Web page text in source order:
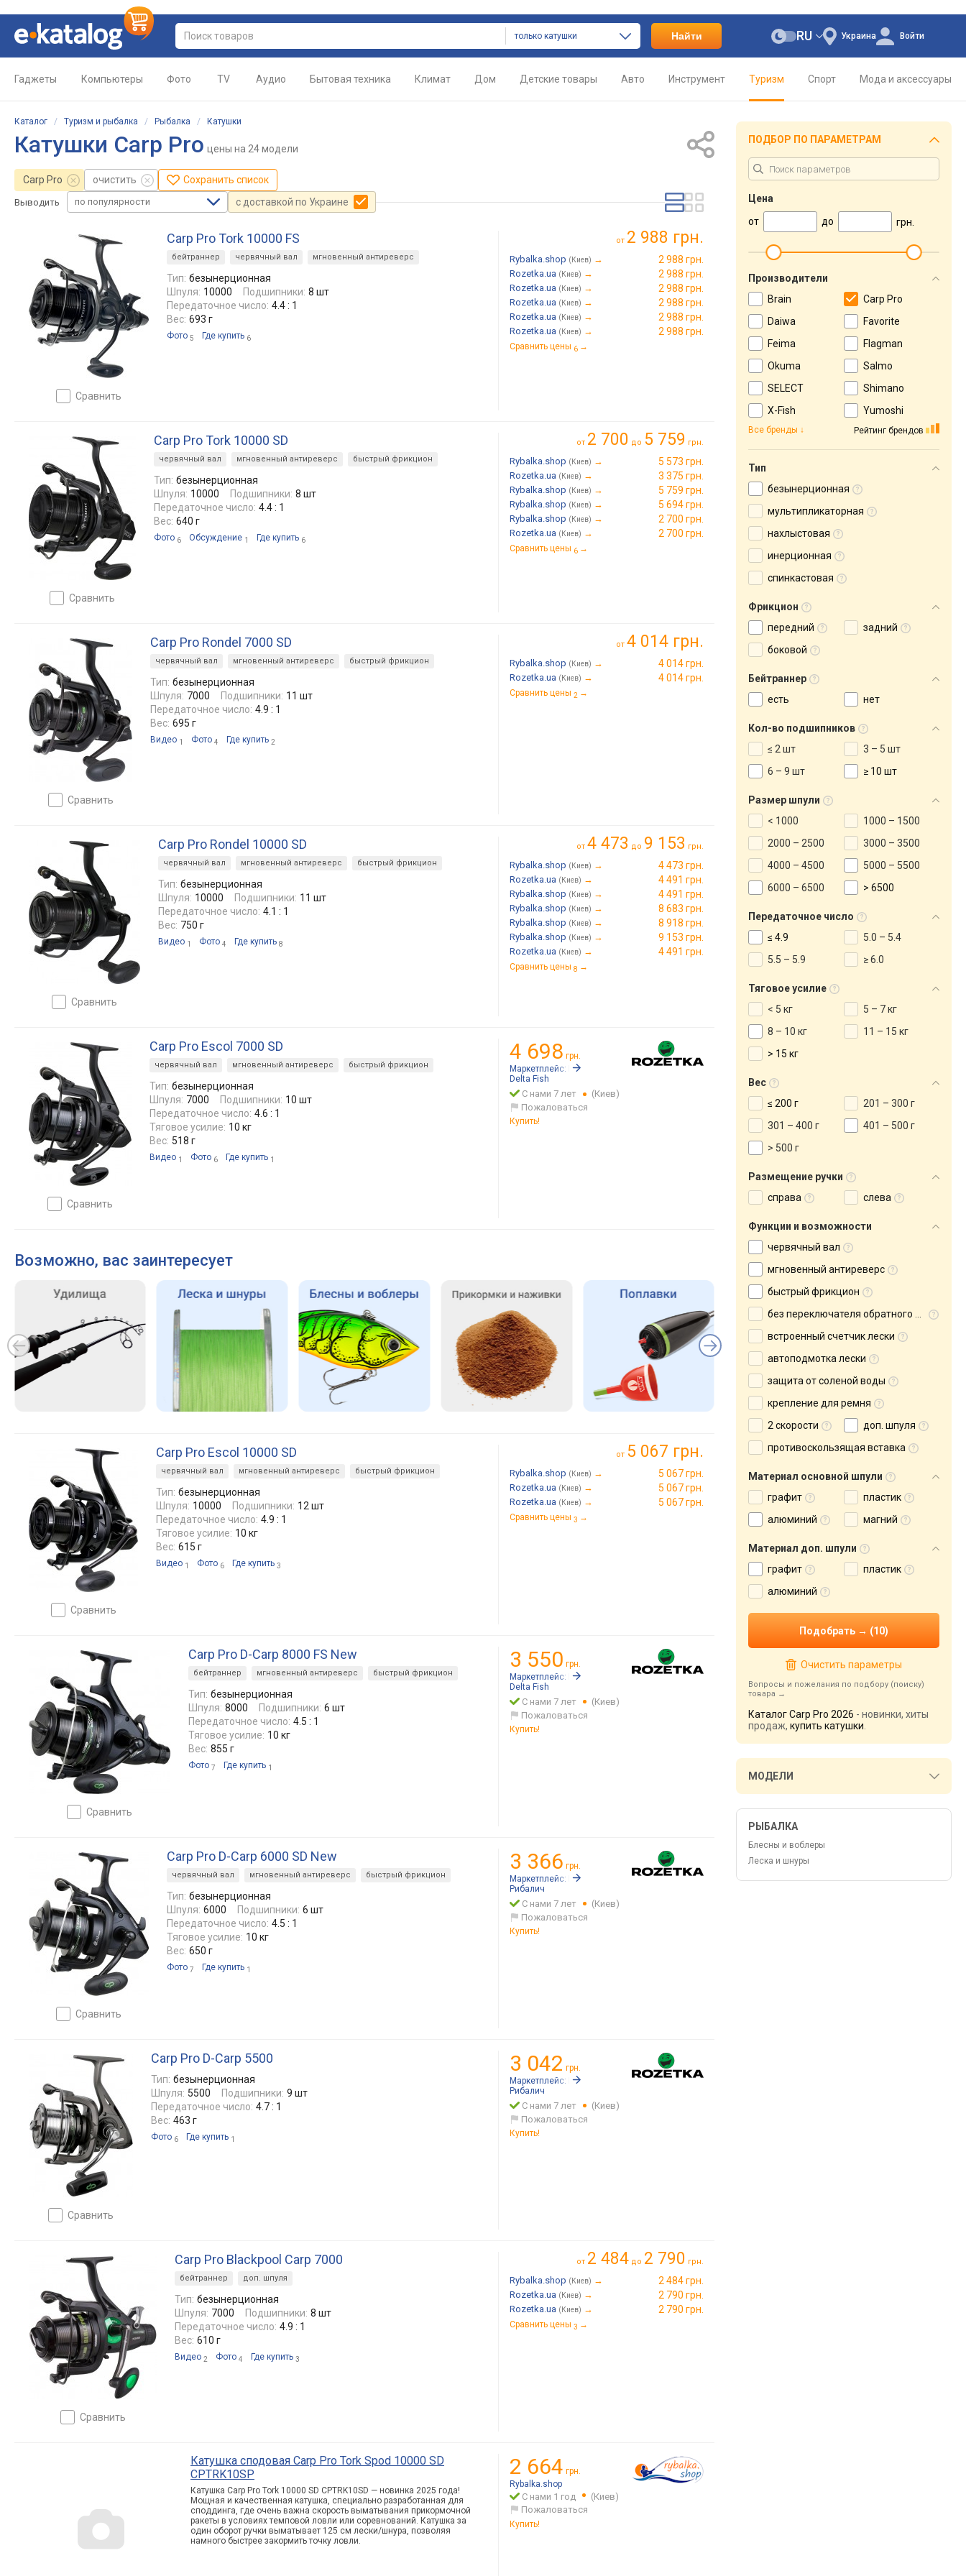
только катушки Найти Украина
RU Войти
Гаджеты Компьютеры Фото TV Аудио Бытовая техника Климат Дом Детские товары Авто Инструмент Туризм Спорт Мода и аксессуары
Каталог / Туризм и рыбалка / Рыбалка / Катушки
Катушки Carp Pro цены на 24 модели
Carp Pro очистить Сохранить список
Выводить по популярности с доставкой по Украине
сравнить
Carp Pro Tork 10000 FS
бейтраннер червячный вал мгновенный антиреверс
Тип: безынерционная
Шпуля: 10000 Подшипники: 8 шт
Передаточное число: 4.4 : 1
Вес: 693 г
Фото 5 Где купить 6
от 2 988 грн.
Rybalka.shop (Киев) → 2 988 грн.
Rozetka.ua (Киев) → 2 988 грн.
Rozetka.ua (Киев) → 2 988 грн.
Rozetka.ua (Киев) → 2 988 грн.
Rozetka.ua (Киев) → 2 988 грн.
Rozetka.ua (Киев) → 2 988 грн.
Сравнить цены 6 →
сравнить
Carp Pro Tork 10000 SD
червячный вал мгновенный антиреверс быстрый фрикцион
Тип: безынерционная
Шпуля: 10000 Подшипники: 8 шт
Передаточное число: 4.4 : 1
Вес: 640 г
Фото 6 Обсуждение 1 Где купить 6
от 2 700 до 5 759 грн.
Rybalka.shop (Киев) → 5 573 грн.
Rozetka.ua (Киев) → 3 375 грн.
Rybalka.shop (Киев) → 5 759 грн.
Rybalka.shop (Киев) → 5 694 грн.
Rybalka.shop (Киев) → 2 700 грн.
Rozetka.ua (Киев) → 2 700 грн.
Сравнить цены 6 →
сравнить
Carp Pro Rondel 7000 SD
червячный вал мгновенный антиреверс быстрый фрикцион
Тип: безынерционная
Шпуля: 7000 Подшипники: 11 шт
Передаточное число: 4.9 : 1
Вес: 695 г
Видео 1 Фото 4 Где купить 2
от 4 014 грн.
Rybalka.shop (Киев) → 4 014 грн.
Rozetka.ua (Киев) → 4 014 грн.
Сравнить цены 2 →
сравнить
Carp Pro Rondel 10000 SD
червячный вал мгновенный антиреверс быстрый фрикцион
Тип: безынерционная
Шпуля: 10000 Подшипники: 11 шт
Передаточное число: 4.1 : 1
Вес: 750 г
Видео 1 Фото 4 Где купить 8
от 4 473 до 9 153 грн.
Rybalka.shop (Киев) → 4 473 грн.
Rozetka.ua (Киев) → 4 491 грн.
Rybalka.shop (Киев) → 4 491 грн.
Rybalka.shop (Киев) → 8 683 грн.
Rybalka.shop (Киев) → 8 918 грн.
Rybalka.shop (Киев) → 9 153 грн.
Rozetka.ua (Киев) → 4 491 грн.
Сравнить цены 8 →
сравнить
Carp Pro Escol 7000 SD
червячный вал мгновенный антиреверс быстрый фрикцион
Тип: безынерционная
Шпуля: 7000 Подшипники: 10 шт
Передаточное число: 4.6 : 1
Тяговое усилие: 10 кг
Вес: 518 г
Видео 1 Фото 6 Где купить 1
4 698 грн.
Маркетплейс:
Rozetka.ua
Delta Fish
С нами 7 лет
(Киев)
Пожаловаться
Купить!
Возможно, вас заинтересует
сравнить
Carp Pro Escol 10000 SD
червячный вал мгновенный антиреверс быстрый фрикцион
Тип: безынерционная
Шпуля: 10000 Подшипники: 12 шт
Передаточное число: 4.9 : 1
Тяговое усилие: 10 кг
Вес: 615 г
Видео 1 Фото 6 Где купить 3
от 5 067 грн.
Rybalka.shop (Киев) → 5 067 грн.
Rozetka.ua (Киев) → 5 067 грн.
Rozetka.ua (Киев) → 5 067 грн.
Сравнить цены 3 →
сравнить
Carp Pro D-Carp 8000 FS New
бейтраннер мгновенный антиреверс быстрый фрикцион
Тип: безынерционная
Шпуля: 8000 Подшипники: 6 шт
Передаточное число: 4.5 : 1
Тяговое усилие: 10 кг
Вес: 855 г
Фото 7 Где купить 1
3 550 грн.
Маркетплейс:
Rozetka.ua
Delta Fish
С нами 7 лет
(Киев)
Пожаловаться
Купить!
сравнить
Carp Pro D-Carp 6000 SD New
червячный вал мгновенный антиреверс быстрый фрикцион
Тип: безынерционная
Шпуля: 6000 Подшипники: 6 шт
Передаточное число: 4.5 : 1
Тяговое усилие: 10 кг
Вес: 650 г
Фото 7 Где купить 1
3 366 грн.
Маркетплейс:
Rozetka.ua
Рибалич
С нами 7 лет
(Киев)
Пожаловаться
Купить!
сравнить
Carp Pro D-Carp 5500
Тип: безынерционная
Шпуля: 5500 Подшипники: 9 шт
Передаточное число: 4.7 : 1
Вес: 463 г
Фото 6 Где купить 1
3 042 грн.
Маркетплейс:
Rozetka.ua
Рибалич
С нами 7 лет
(Киев)
Пожаловаться
Купить!
сравнить
Carp Pro Blackpool Carp 7000
бейтраннер доп. шпуля
Тип: безынерционная
Шпуля: 7000 Подшипники: 8 шт
Передаточное число: 4.9 : 1
Вес: 610 г
Видео 2 Фото 4 Где купить 3
от 2 484 до 2 790 грн.
Rybalka.shop (Киев) → 2 484 грн.
Rozetka.ua (Киев) → 2 790 грн.
Rozetka.ua (Киев) → 2 790 грн.
Сравнить цены 3 →
Катушка сподовая Carp Pro Tork Spod 10000 SD
CPTRK10SP
Катушка Carp Pro Tork 10000 SD CPTRK10SD — новинка 2025 года!
Мощная и качественная катушка, специально разработанная для
споддинга, где очень важна скорость выматывания прикормочной
ракеты в условиях темповой ловли или соревнований. Катушка за
один оборот ручки выматывает 125 см лески/шнура, позволяя
намного быстрее закормить точку ловли.
2 664 грн.
Rybalka.shop
С нами 1 год
(Киев)
Пожаловаться
Купить!
ПОДБОР ПО ПАРАМЕТРАМ
Цена
от
до грн.
Производители
Brain
Carp Pro
Daiwa
Favorite
Feima
Flagman
Okuma
Salmo
SELECT
Shimano
X-Fish
Yumoshi
Рейтинг брендов
Все бренды
Тип
безынерционная
мультипликаторная
нахлыстовая
инерционная
спинкастовая
Фрикцион
передний
задний
боковой
Бейтраннер
есть
нет
Кол-во подшипников
≤ 2 шт
3 – 5 шт
6 – 9 шт
≥ 10 шт
Размер шпули
< 1000
1000 – 1500
2000 – 2500
3000 – 3500
4000 – 4500
5000 – 5500
6000 – 6500
> 6500
Передаточное число
≤ 4.9
5.0 – 5.4
5.5 – 5.9
≥ 6.0
Тяговое усилие
< 5 кг
5 – 7 кг
8 – 10 кг
11 – 15 кг
> 15 кг
Вес
≤ 200 г
201 – 300 г
301 – 400 г
401 – 500 г
> 500 г
Размещение ручки
справа
слева
Функции и возможности
червячный вал
мгновенный антиреверс
быстрый фрикцион
без переключателя обратного хода
встроенный счетчик лески
автоподмотка лески
защита от соленой воды
крепление для ремня
2 скорости
доп. шпуля
противоскользящая вставка
Материал основной шпули
графит
пластик
алюминий
магний
Материал доп. шпули
графит
пластик
алюминий
Очистить параметры
Вопросы и пожелания по подбору (поиску)
товара
Каталог Carp Pro 2026 - новинки, хиты
продаж, купить катушки
МОДЕЛИ
РЫБАЛКА
Блесны и воблеры
Леска и шнуры